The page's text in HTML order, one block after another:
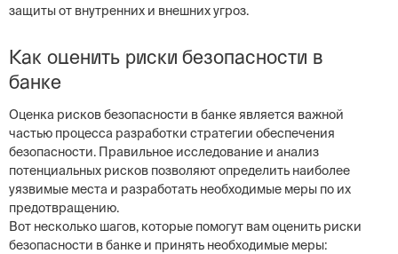
защиты от внутренних и внешних угроз.
Как оценить риски безопасности в
банке
Оценка рисков безопасности в банке является важной
частью процесса разработки стратегии обеспечения
безопасности. Правильное исследование и анализ
потенциальных рисков позволяют определить наиболее
уязвимые места и разработать необходимые меры по их
предотвращению.
Вот несколько шагов, которые помогут вам оценить риски
безопасности в банке и принять необходимые меры: